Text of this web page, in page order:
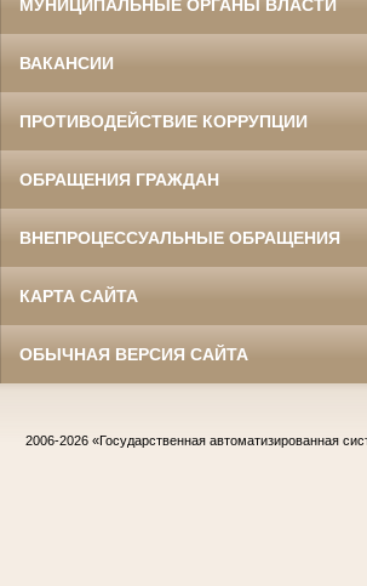
МУНИЦИПАЛЬНЫЕ ОРГАНЫ ВЛАСТИ
ВАКАНСИИ
ПРОТИВОДЕЙСТВИЕ КОРРУПЦИИ
ОБРАЩЕНИЯ ГРАЖДАН
ВНЕПРОЦЕССУАЛЬНЫЕ ОБРАЩЕНИЯ
КАРТА САЙТА
ОБЫЧНАЯ ВЕРСИЯ САЙТА
2006-2026 «Государственная автоматизированная